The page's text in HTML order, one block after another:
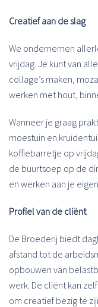
Creatief aan de slag
We ondernemen
vrijdag. Je kunt van
collage’s maken,
werken met hout,
Wanneer je graag
moestuin en
koffiebarretje op
de buurtsoep op de
en werken aan je
Profiel van de cliënt
De Broederij biedt
afstand tot de
opbouwen van
werk. De cliënt kan
om creatief bezig te